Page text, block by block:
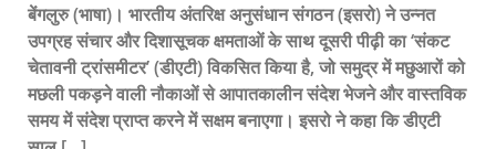
बेंगलुरु (भाषा)। भारतीय अंतरिक्ष अनुसंधान संगठन (इसरो) ने उन्नत
उपग्रह संचार और दिशासूचक क्षमताओं के साथ दूसरी पीढ़ी का ‘संकट
चेतावनी ट्रांसमीटर’ (डीएटी) विकसित किया है, जो समुद्र में मछुआरों को
मछली पकड़ने वाली नौकाओं से आपातकालीन संदेश भेजने और वास्तविक
समय में संदेश प्राप्त करने में सक्षम बनाएगा। इसरो ने कहा कि डीएटी